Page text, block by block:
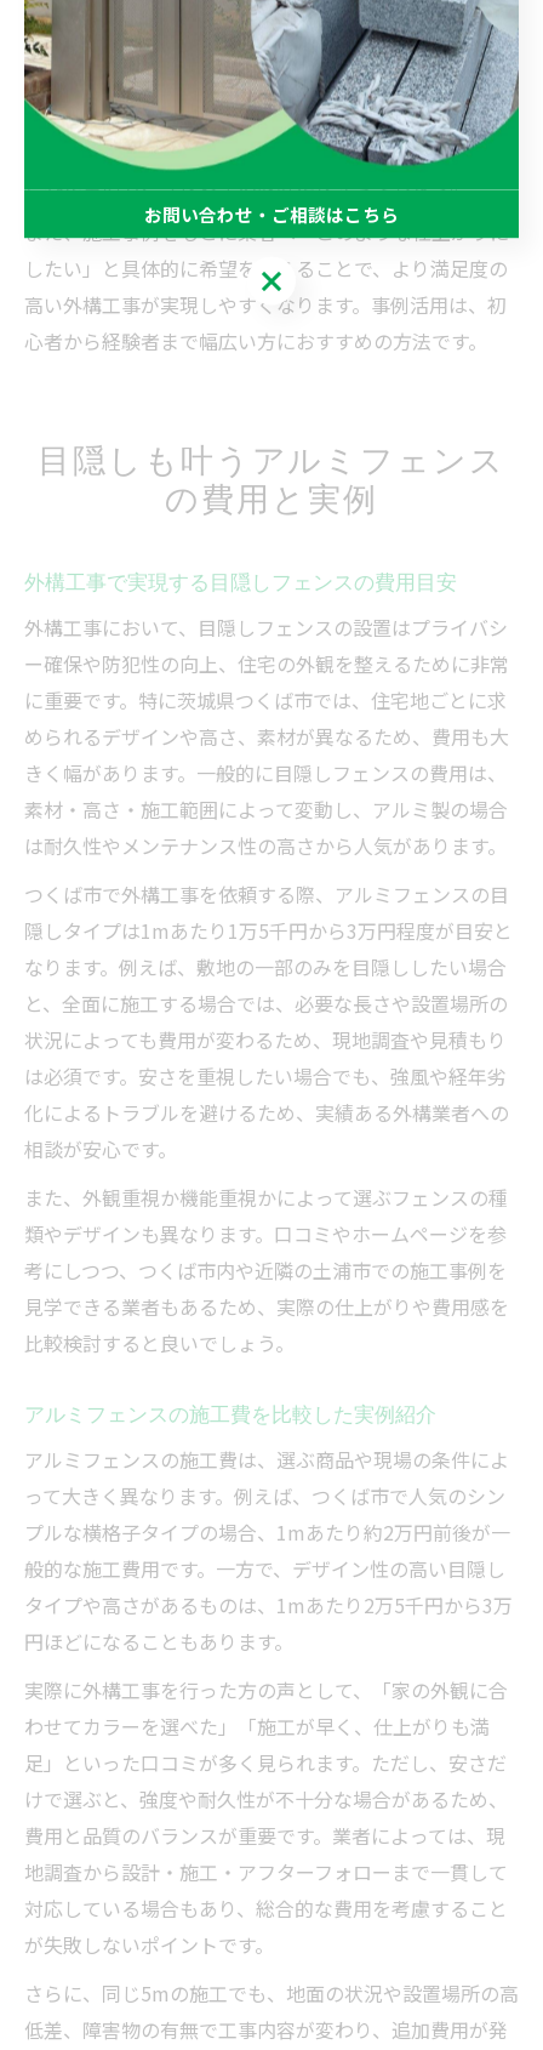
「家族構成やライフスタイルに合わせた工夫点」などを
確認しましょう。例えば、小さなお子様やペットがいる
ご家庭では、安全性や隙間の少ないデザインが選ばれる
傾向があります。バリアフリー対応や段差解消の工夫が
された事例も、今後の生活設計に役立つでしょう。
また、施工事例をもとに業者へ「このような仕上がりに
したい」と具体的に希望を伝えることで、より満足度の
高い外構工事が実現しやすくなります。事例活用は、初
心者から経験者まで幅広い方におすすめの方法です。
目隠しも叶うアルミフェンス
の費用と実例
外構工事で実現する目隠しフェンスの費用目安
外構工事において、目隠しフェンスの設置はプライバシ
ー確保や防犯性の向上、住宅の外観を整えるために非常
に重要です。特に茨城県つくば市では、住宅地ごとに求
められるデザインや高さ、素材が異なるため、費用も大
きく幅があります。一般的に目隠しフェンスの費用は、
素材・高さ・施工範囲によって変動し、アルミ製の場合
は耐久性やメンテナンス性の高さから人気があります。
つくば市で外構工事を依頼する際、アルミフェンスの目
隠しタイプは1mあたり1万5千円から3万円程度が目安と
なります。例えば、敷地の一部のみを目隠ししたい場合
と、全面に施工する場合では、必要な長さや設置場所の
状況によっても費用が変わるため、現地調査や見積もり
は必須です。安さを重視したい場合でも、強風や経年劣
化によるトラブルを避けるため、実績ある外構業者への
相談が安心です。
また、外観重視か機能重視かによって選ぶフェンスの種
類やデザインも異なります。口コミやホームページを参
考にしつつ、つくば市内や近隣の土浦市での施工事例を
見学できる業者もあるため、実際の仕上がりや費用感を
比較検討すると良いでしょう。
アルミフェンスの施工費を比較した実例紹介
アルミフェンスの施工費は、選ぶ商品や現場の条件によ
って大きく異なります。例えば、つくば市で人気のシン
プルな横格子タイプの場合、1mあたり約2万円前後が一
般的な施工費用です。一方で、デザイン性の高い目隠し
タイプや高さがあるものは、1mあたり2万5千円から3万
円ほどになることもあります。
実際に外構工事を行った方の声として、「家の外観に合
わせてカラーを選べた」「施工が早く、仕上がりも満
足」といった口コミが多く見られます。ただし、安さだ
けで選ぶと、強度や耐久性が不十分な場合があるため、
費用と品質のバランスが重要です。業者によっては、現
地調査から設計・施工・アフターフォローまで一貫して
対応している場合もあり、総合的な費用を考慮すること
が失敗しないポイントです。
さらに、同じ5mの施工でも、地面の状況や設置場所の高
低差、障害物の有無で工事内容が変わり、追加費用が発
お問い合わせ・ご相談はこちら
お問い合わせ・ご相談はこちら